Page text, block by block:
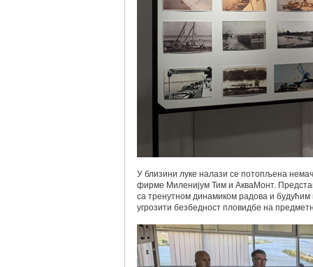
У близини луке налази се потопљена
фирме Миленијум Тим и АкваМонт.
са тренутном динамиком радова и
угрозити безбедност пловидбе на